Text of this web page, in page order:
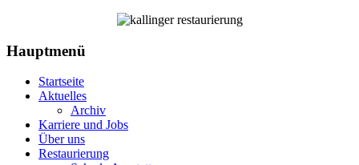
Hauptmenü
Startseite
Aktuelles
Archiv
Karriere und Jobs
Über uns
Restaurierung